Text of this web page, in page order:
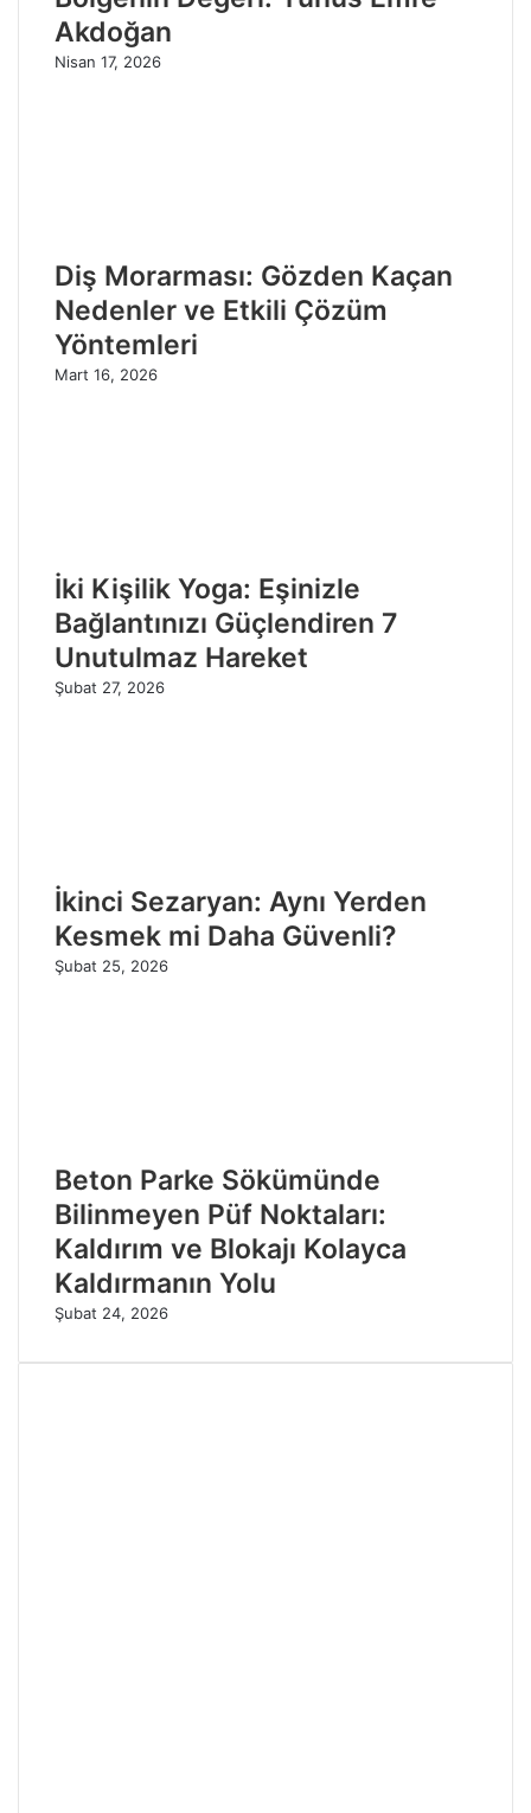
Akdoğan
Nisan 17, 2026
Diş Morarması: Gözden Kaçan
Nedenler ve Etkili Çözüm
Yöntemleri
Mart 16, 2026
İki Kişilik Yoga: Eşinizle
Bağlantınızı Güçlendiren 7
Unutulmaz Hareket
Şubat 27, 2026
İkinci Sezaryan: Aynı Yerden
Kesmek mi Daha Güvenli?
Şubat 25, 2026
Beton Parke Sökümünde
Bilinmeyen Püf Noktaları:
Kaldırım ve Blokajı Kolayca
Kaldırmanın Yolu
Şubat 24, 2026